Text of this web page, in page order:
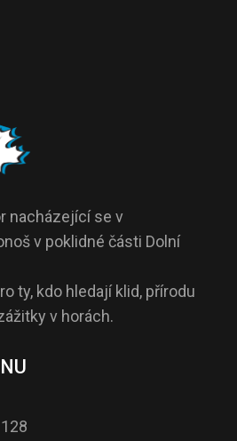
nacházející se v
v poklidné části Dolní
ty, kdo hledají klid, přírodu
v horách.